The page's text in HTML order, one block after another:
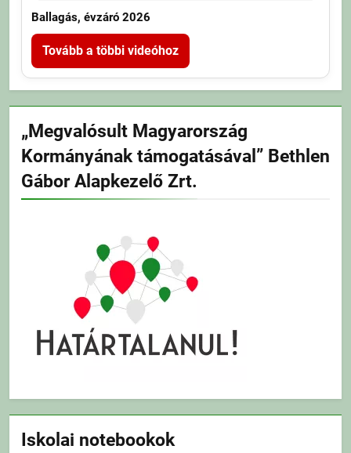
Ballagás, évzáró 2026
Tovább a többi videóhoz
„Megvalósult Magyarország
Kormányának támogatásával” Bethlen
Gábor Alapkezelő Zrt.
Iskolai notebookok